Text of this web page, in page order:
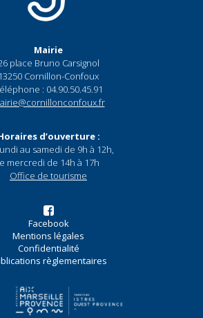
Mairie
place Bruno Carsignol
13250 Cornillon-Confoux
: 04.90.50.45.91
d’ouverture :
au samedi de 9h à 12h,
mercredi de 14h à 17h
Office de tourisme
Facebook
Mentions légales
Confidentialité
règlementaires